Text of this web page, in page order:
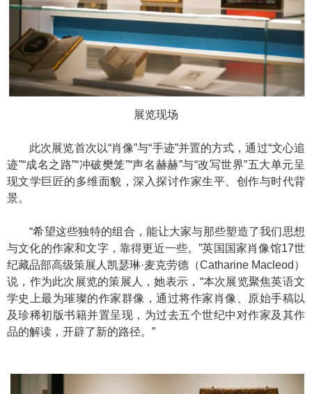
展览现场
此次展览首次以“肖像”与“手迹”并置的方式，通过“文心追
迹”“成名之路”“冲破樊笼”“声名赫赫”与“改写世界”五大单元呈
现文学巨匠的多维面貌，深入探讨作家生平、创作与时代背
景。
“希望这些独特的组合，能让大家与那些塑造了我们思想
与文化的作家和文字，靠得更近一些。”英国国家肖像馆17世
纪藏品部高级策展人凯瑟琳·麦克劳德（Catharine Macleod）
说，作为此次展览的策展人，她表示，“本次展览聚焦英语文
学史上最为璀璨的作家群像，通过将作家肖像、原始手稿以
及珍稀初版书籍并置呈现，为过去五个世纪中对作家及其作
品的解读，开辟了新的路径。”